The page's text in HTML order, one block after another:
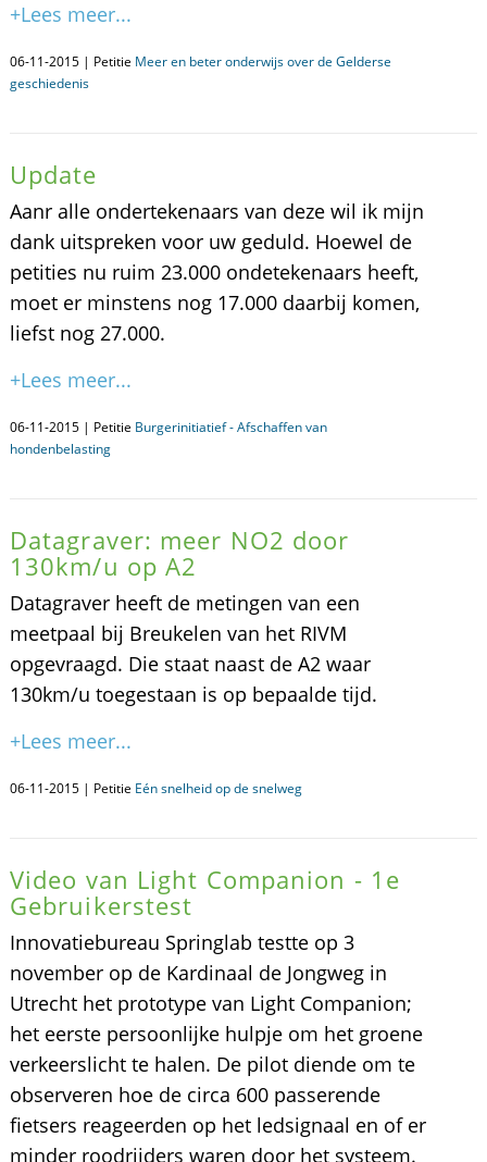
+Lees meer...
06-11-2015 | Petitie Meer en beter onderwijs over de Gelderse
geschiedenis
Update
Aanr alle ondertekenaars van deze wil ik mijn
dank uitspreken voor uw geduld. Hoewel de
petities nu ruim 23.000 ondetekenaars heeft,
moet er minstens nog 17.000 daarbij komen,
liefst nog 27.000.
+Lees meer...
06-11-2015 | Petitie Burgerinitiatief - Afschaffen van
hondenbelasting
Datagraver: meer NO2 door
130km/u op A2
Datagraver heeft de metingen van een
meetpaal bij Breukelen van het RIVM
opgevraagd. Die staat naast de A2 waar
130km/u toegestaan is op bepaalde tijd.
+Lees meer...
06-11-2015 | Petitie Eén snelheid op de snelweg
Video van Light Companion - 1e
Gebruikerstest
Innovatiebureau Springlab testte op 3
november op de Kardinaal de Jongweg in
Utrecht het prototype van Light Companion;
het eerste persoonlijke hulpje om het groene
verkeerslicht te halen. De pilot diende om te
observeren hoe de circa 600 passerende
fietsers reageerden op het ledsignaal en of er
minder roodrijders waren door het systeem.